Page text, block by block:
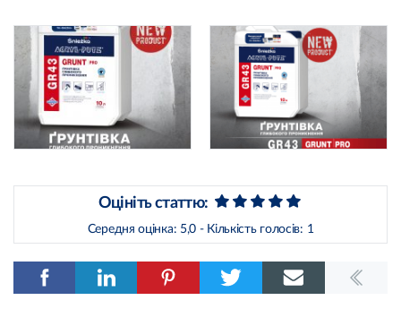
Оцініть статтю:
Середня оцінка: 5,0 - Кількість голосів: 1